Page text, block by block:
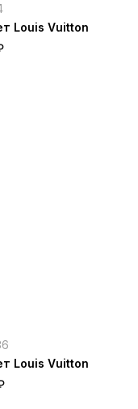
Louis Vuitton
Louis Vuitton